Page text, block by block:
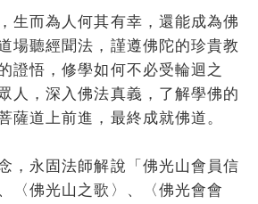
生而為人何其有幸，還能成為佛
場聽經聞法，謹遵佛陀的珍貴教
證悟，修學如何不必受輪迴之
人，深入佛法真義，了解學佛的
薩道上前進，最終成就佛道。
，永固法師解說「佛光山會員信
〈佛光山之歌〉、〈佛光會會